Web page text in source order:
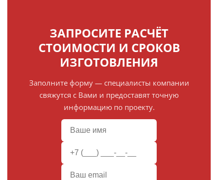
ЗАПРОСИТЕ РАСЧЁТ
СТОИМОСТИ И СРОКОВ
ИЗГОТОВЛЕНИЯ
Заполните форму — специалисты компании
свяжутся с Вами и предоставят точную
информацию по проекту.